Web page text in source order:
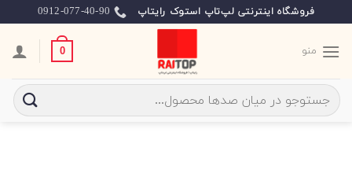
to
content
فروشگاه اینترنتی لپ‌تاپ استوک رایتاپ 0912-077-40-90
منو 0
جستجو
برای: